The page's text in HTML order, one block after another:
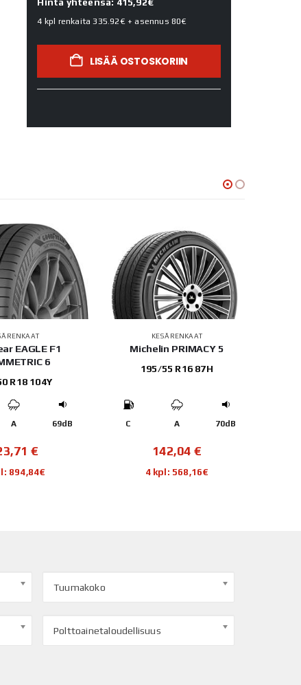
4 kpl renkaita335.92€+ asennus80€
LISÄÄ OSTOSKORIIN
EAGLE F1
6
R18 104Y
A 69dB
€
894,84€
KESÄRENKAAT
Michelin PRIMACY 5
195/55 R16 87H
C A 70dB
142,04 €
4 kpl: 568,16€
Tuumakoko
Polttoainetaloudellisuus